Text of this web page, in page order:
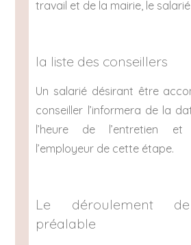
travail et de la mairie, le
la liste des conseillers
Un salarié désirant être
conseiller l’informera de la
l’heure de l’entretien
l’employeur de cette étape.
Le déroulement de
préalable